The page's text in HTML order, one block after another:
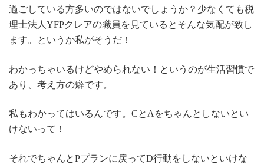
過ごしている方多いのではないでしょうか？少なくても税
理士法人YFPクレアの職員を見ているとそんな気配が致し
ます。というか私がそうだ！
わかっちゃいるけどやめられない！というのが生活習慣で
あり、考え方の癖です。
私もわかってはいるんです。CとAをちゃんとしないとい
けないって！
それでちゃんとPプランに戻ってD行動をしないといけな